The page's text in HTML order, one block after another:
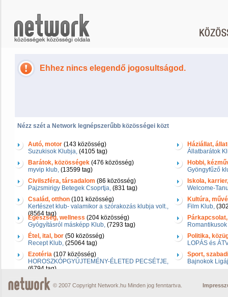
Ehhez nincs elegendő jogosultságod.
Nézz szét a Network legnépszerűbb közösségei közt
Autó, motor (143 közösség)
Suzukisok Klubja, (4105 tag)
Barátok, közösségek (476 közösség)
myvip klub, (13599 tag)
Civilszféra, társadalom (86 közösség)
Pajzsmirigy Betegek Csoprtja, (831 tag)
Család, otthon (101 közösség)
Kertészet klub- valamikor a szórakozás klubja volt.,
(8564 tag)
Egészség, wellness (204 közösség)
Gyógyításról másképp Klub, (7293 tag)
Étel, ital, bor (50 közösség)
Recept Klub, (25064 tag)
Ezotéria (107 közösség)
HOROSZKÓPGYŰJTEMÉNY-ÉLETED PECSÉTJE,
(6794 tag)
Háziállat,
Állatbarátok
Hobbi,
Gyöngyfűző
Iskola,
Welcome-
Kultúra,
Film Klub,
Politika,
LOPÁS és
Sport,
Bajnokok
© 2007 Copyright Network.hu Minden jog fenntartva.